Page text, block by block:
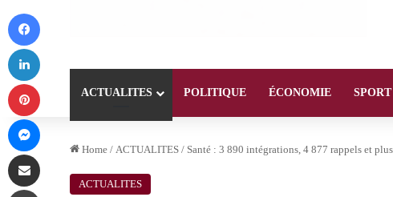
ACTUALITES POLITIQUE ÉCONOMIE SPORT
Home / ACTUALITES / Santé : 3 890 intégrations, 4 877 rappels et
ACTUALITES
Messenger